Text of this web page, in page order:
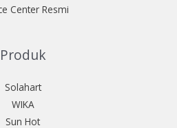
Center Resmi
Produk
Solahart
WIKA
Sun Hot